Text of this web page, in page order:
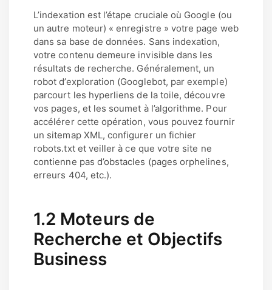
L’indexation est l’étape cruciale où Google (ou
un autre moteur) « enregistre » votre page web
dans sa base de données. Sans indexation,
votre contenu demeure invisible dans les
résultats de recherche. Généralement, un
robot d’exploration (Googlebot, par exemple)
parcourt les hyperliens de la toile, découvre
vos pages, et les soumet à l’algorithme. Pour
accélérer cette opération, vous pouvez fournir
un sitemap XML, configurer un fichier
robots.txt et veiller à ce que votre site ne
contienne pas d’obstacles (pages orphelines,
erreurs 404, etc.).
1.2 Moteurs de
Recherche et Objectifs
Business